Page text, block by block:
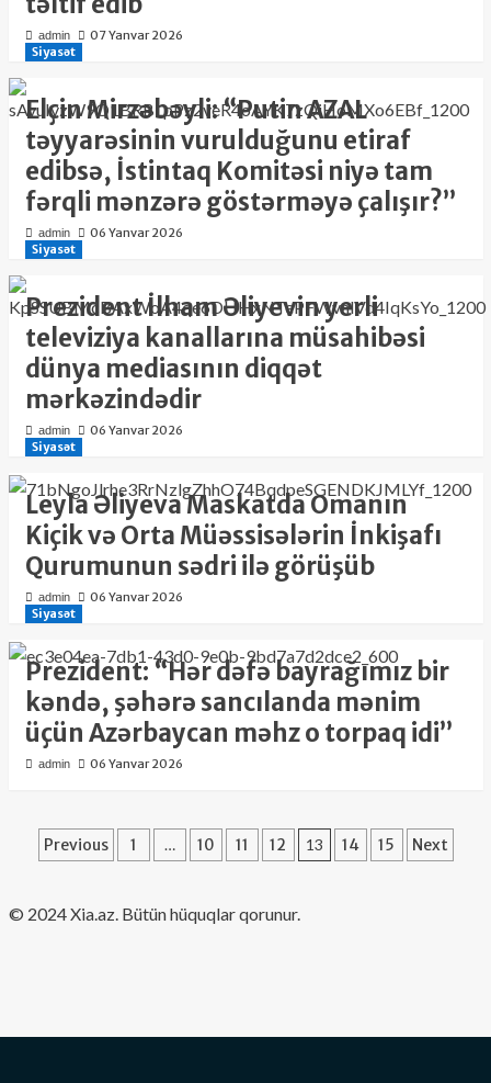
admin
07 Yanvar 2026
Siyasət
Elçin Mirzəbəyli: “Putin AZAL
təyyarəsinin vurulduğunu etiraf
edibsə, İstintaq Komitəsi niyə tam
fərqli mənzərə göstərməyə çalışır?”
admin
06 Yanvar 2026
Siyasət
Prezident İlham Əliyevin yerli
televiziya kanallarına müsahibəsi
dünya mediasının diqqət
mərkəzindədir
admin
06 Yanvar 2026
Siyasət
Leyla Əliyeva Maskatda Omanın
Kiçik və Orta Müəssisələrin İnkişafı
Qurumunun sədri ilə görüşüb
admin
06 Yanvar 2026
Siyasət
Prezident: “Hər dəfə bayrağımız bir
kəndə, şəhərə sancılanda mənim
üçün Azərbaycan məhz o torpaq idi”
admin 06 Yanvar 2026
Posts
Previous 1 … 10 11 12 13 14 15 Next
​© 2024 Xia.az. Bütün hüquqlar qorunur.